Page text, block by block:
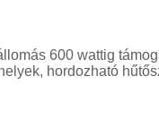
600 wattig
hordozható